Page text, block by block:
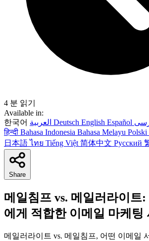
4 분 읽기
Available in:
한국어
Deutsch English Español
हिन्दी Bahasa Indonesia Bahasa Melayu Polski
日本語ไทย Tiếng Việt 简体中文 Русский
Share
메일침프 vs. 메일러라이트:
에게 적합한 이메일 마케팅
메일러라이트 vs. 메일침프, 어떤 이메일